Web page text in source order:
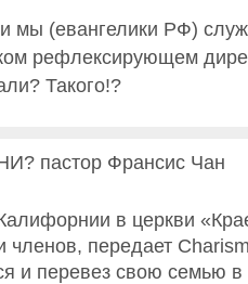
мы (евангелики РФ)
рефлексирующем
Такого!?
пастор Франсис Чан
в церкви
членов, передает
и перевез свою семью